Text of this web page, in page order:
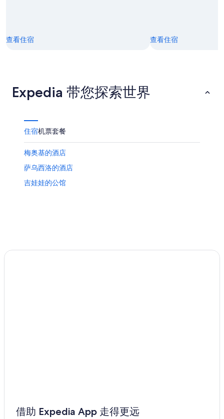
查看住宿 查看住宿
Expedia 带您探索世界
住宿机票套餐
梅奥基的酒店
萨乌西洛的酒店
吉娃娃的公馆
借助 Expedia App 走得更远